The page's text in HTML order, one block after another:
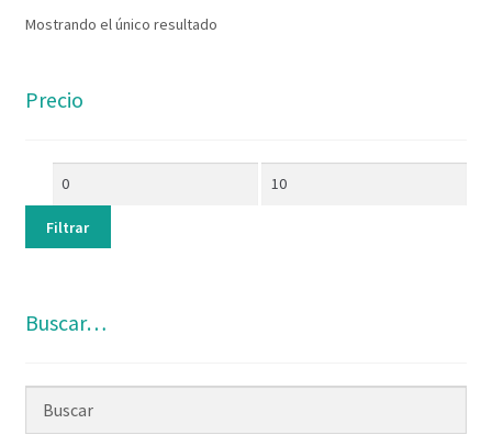
Mostrando el único resultado
Precio
Filtrar
Buscar…